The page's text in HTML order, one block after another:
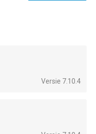
Versie 7.10.4